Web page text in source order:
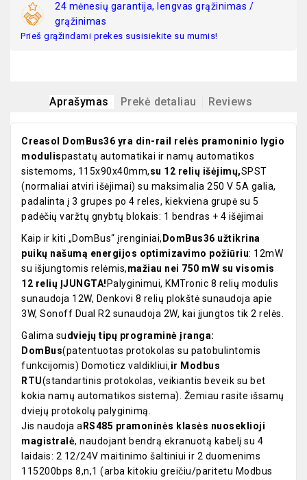
24 mėnesių garantija, lengvas grąžinimas /
grąžinimas
Prieš grąžindami prekes susisiekite su mumis!
Aprašymas Prekė detaliau Reviews
Creasol DomBus36 yra din-rail relės pramoninio lygio
modulispastatų automatikai ir namų automatikos
sistemoms, 115x90x40mm,su 12 relių išėjimų,SPST
(normaliai atviri išėjimai) su maksimalia 250 V 5A galia,
padalinta į 3 grupes po 4 reles, kiekviena grupė su 5
padėčių varžtų gnybtų blokais: 1 bendras + 4 išėjimai
Kaip ir kiti „DomBus“ įrenginiai, DomBus36 užtikrina
puikų našumą energijos optimizavimo požiūriu: 12mW
su išjungtomis relėmis,mažiau nei 750 mW su visomis
12 relių ĮJUNGTA! Palyginimui, KMTronic 8 relių modulis
sunaudoja 12W, Denkovi 8 relių plokštė sunaudoja apie
3W, Sonoff Dual R2 sunaudoja 2W, kai įjungtos tik 2 relės.
Galima sudviejų tipų programinė įranga:
DomBus(patentuotas protokolas su patobulintomis
funkcijomis) Domoticz valdikliui,ir Modbus
RTU(standartinis protokolas, veikiantis beveik su bet
kokia namų automatikos sistema). Žemiau rasite išsamų
dviejų protokolų palyginimą.
Jis naudoja a RS485 pramoninės klasės nuoseklioji
magistralė, naudojant bendrą ekranuotą kabelį su 4
laidais: 2 12/24V maitinimo šaltiniui ir 2 duomenims
115200bps 8,n,1 (arba kitokiu greičiu/paritetu Modbus